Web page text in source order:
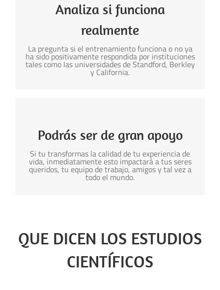
Analiza si funciona
realmente
La pregunta si el entrenamiento funciona o no ya
ha sido positivamente respondida por instituciones
tales como las universidades de Standford, Berkley
y California.
Ha funcionado para más de 5’000.000 de
graduados en el mundo
Podrás ser de gran apoyo
Si tu transformas la calidad de tu experiencia de
vida, inmediatamente esto impactará a tus seres
queridos, tu equipo de trabajo, amigos y tal vez a
todo el mundo.
Cuando tu eliges ser un agente de transformación,
es decir, que tu eres la persona que transforma la
calidad de su vida, muchos se sentirán inspirados,
tu podrás apoyarlos a que ellos elijan por si
mismos a transformar su vida.
QUE DICEN LOS ESTUDIOS
CIENTÍFICOS